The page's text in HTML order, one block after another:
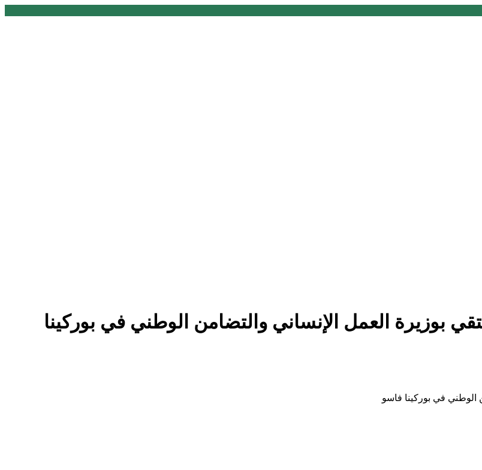
بوزيرة العمل الإنساني والتضامن الوطني في بوركينا
الوطني في بوركينا فاسو